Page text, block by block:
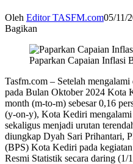
Oleh Editor TASFM.com05/11/
Bagikan
Paparkan Capaian Inflasi
Tasfm.com – Setelah
pada Bulan Oktober 2024 Kota
month (m-to-m) sebesar 0,16
(y-on-y), Kota Kediri mengalami
sekaligus menjadi urutan
diungkap Dyah Sari Prihantari,
(BPS) Kota Kediri pada
Resmi Statistik secara daring (1/